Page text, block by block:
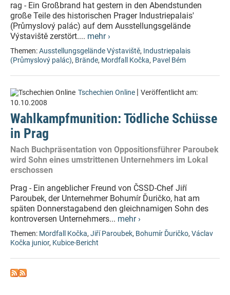
rag - Ein Großbrand hat gestern in den Abendstunden
große Teile des historischen Prager Industriepalais'
(Průmyslový palác) auf dem Ausstellungsgelände
Výstaviště zerstört.... mehr ›
Themen:Ausstellungsgelände Výstaviště, Industriepalais
(Průmyslový palác), Brände, Mordfall Kočka, Pavel Bém
Tschechien Online | Veröffentlicht am:
10.10.2008
Wahlkampfmunition: Tödliche Schüsse
in Prag
Nach Buchpräsentation von Oppositionsführer Paroubek
wird Sohn eines umstrittenen Unternehmers im Lokal
erschossen
Prag - Ein angeblicher Freund von ČSSD-Chef Jiří
Paroubek, der Unternehmer Bohumír Ďuričko, hat am
späten Donnerstagabend den gleichnamigen Sohn des
kontroversen Unternehmers... mehr ›
Themen: Mordfall Kočka, Jiří Paroubek, Bohumír Ďuričko, Václav
Kočka junior, Kubice-Bericht